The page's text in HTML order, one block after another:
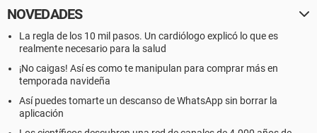
NOVEDADES
La regla de los 10 mil pasos. Un cardiólogo explicó lo que es
realmente necesario para la salud
¡No caigas! Así es como te manipulan para comprar más en
temporada navideña
Así puedes tomarte un descanso de WhatsApp sin borrar la
aplicación